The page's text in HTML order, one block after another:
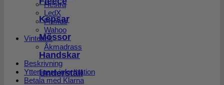
Kepsar
Mössor
Handskar
Underställ
Hestra
LedX
Primus
Wahoo
Vinterlek
Åkmadrass
Beskrivning
Ytterligare information
Betala med Klarna